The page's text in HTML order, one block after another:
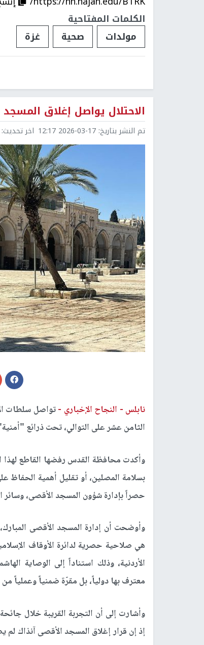
الكلمات المفتاحية
مولدات
صحية غزة
الاحتلال يواصل إغلاق المسجد
تم النشر بتاريخ: 2026-03-17 12:17 اخر تحديث:
نابلس - النجاح الإخباري -تواصل سلطات
الثامن عشر على التوالي، تحت ذرائع
وأكدت محافظة القدس رفضها القاطع لهذا
بسلامة المصلين، أو تقليل أهمية الحفاظ
حصراً بإدارة شؤون المسجد الأقصى،
وأوضحت أن إدارة المسجد الأقصى
هي صلاحية حصرية لدائرة الأوقاف
الأردنية، وذلك استناداً إلى الوصاية
معترف بها دولياً، بل مقرّة ضمنياً وعملياً
إذ إن قرار إغلاق المسجد الأقصى آنذاك لم